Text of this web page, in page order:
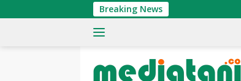
ke
Breaking News